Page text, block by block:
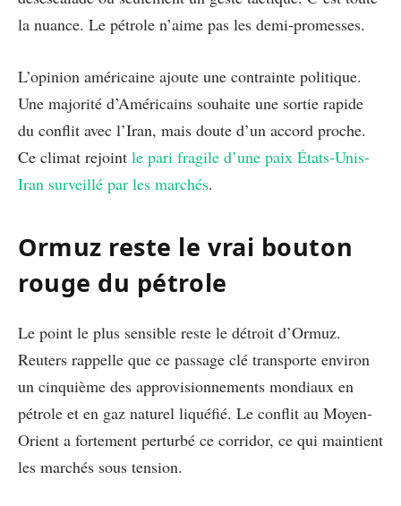
la nuance. Le pétrole n’aime pas les demi-promesses.
L’opinion américaine ajoute une contrainte politique.
Une majorité d’Américains souhaite une sortie rapide
du conflit avec l’Iran, mais doute d’un accord proche.
Ce climat rejoint le pari fragile d’une paix États-Unis-
Iran surveillé par les marchés.
Ormuz reste le vrai bouton
rouge du pétrole
Le point le plus sensible reste le détroit d’Ormuz.
Reuters rappelle que ce passage clé transporte environ
un cinquième des approvisionnements mondiaux en
pétrole et en gaz naturel liquéfié. Le conflit au Moyen-
Orient a fortement perturbé ce corridor, ce qui maintient
les marchés sous tension.